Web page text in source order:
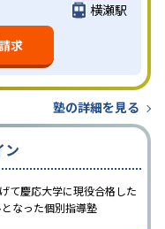
横瀬駅
求
塾の詳細を見る
ン
て慶応大学に現役合格した
なった個別指導塾